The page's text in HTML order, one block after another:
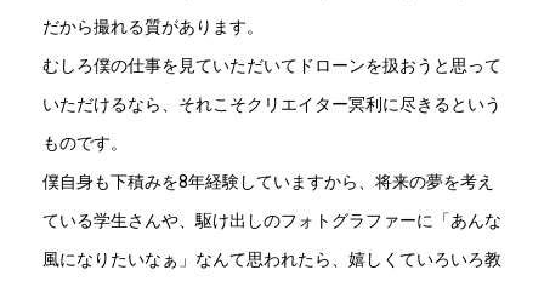
だから撮れる質があります。
むしろ僕の仕事を見ていただいてドローンを扱おうと思って
いただけるなら、それこそクリエイター冥利に尽きるという
ものです。
僕自身も下積みを8年経験していますから、将来の夢を考え
ている学生さんや、駆け出しのフォトグラファーに「あんな
風になりたいなぁ」なんて思われたら、嬉しくていろいろ教